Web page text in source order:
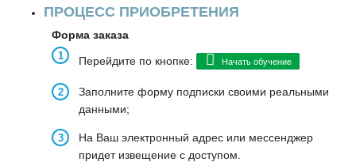
ПРОЦЕСС ПРИОБРЕТЕНИЯ
Форма заказа
Перейдите по кнопке: Начать обучение
Заполните форму подписки своими реальными
данными;
На Ваш электронный адрес или мессенджер
придет извещение с доступом.